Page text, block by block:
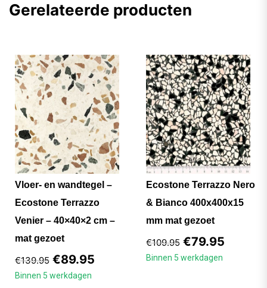
Gerelateerde producten
Vloer- en wandtegel –
Ecostone Terrazzo
Venier – 40×40×2 cm –
mat gezoet
€139.95 €89.95
Binnen 5 werkdagen
Ecostone Terrazzo Nero
& Bianco 400x400x15
mm mat gezoet
€109.95 €79.95
Binnen 5 werkdagen